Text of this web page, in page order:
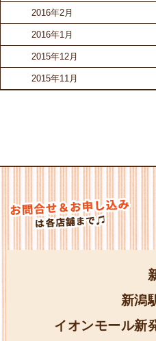
2016年2月
2016年1月
2015年12月
2015年11月
新潟
イオンモール新